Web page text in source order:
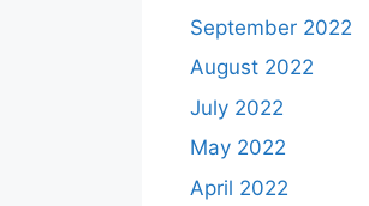
September 2022
August 2022
July 2022
May 2022
April 2022